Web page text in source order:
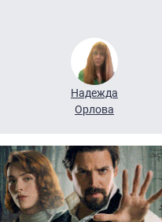
Надежда
Орлова